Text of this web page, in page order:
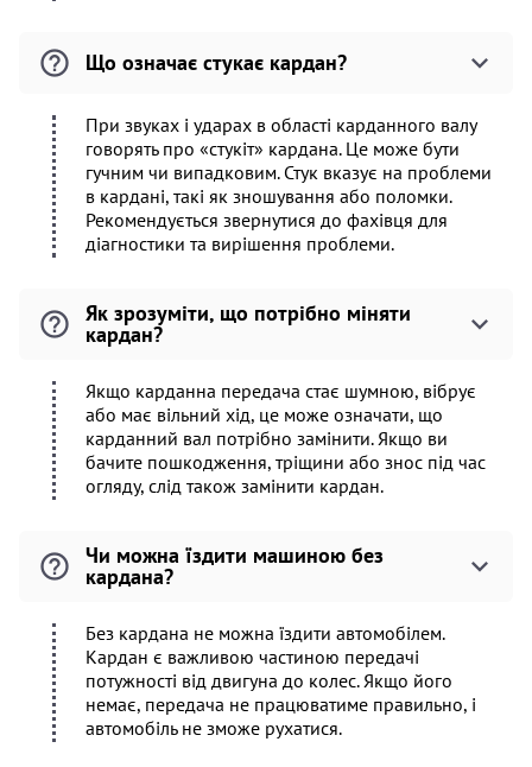
Що означає стукає кардан?
При звуках і ударах в області карданного валу
говорять про «стукіт» кардана. Це може бути
гучним чи випадковим. Стук вказує на проблеми
в кардані, такі як зношування або поломки.
Рекомендується звернутися до фахівця для
діагностики та вирішення проблеми.
Як зрозуміти, що потрібно міняти
кардан?
Якщо карданна передача стає шумною, вібрує
або має вільний хід, це може означати, що
карданний вал потрібно замінити. Якщо ви
бачите пошкодження, тріщини або знос під час
огляду, слід також замінити кардан.
Чи можна їздити машиною без
кардана?
Без кардана не можна їздити автомобілем.
Кардан є важливою частиною передачі
потужності від двигуна до колес. Якщо його
немає, передача не працюватиме правильно, і
автомобіль не зможе рухатися.